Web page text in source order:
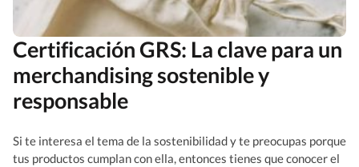
Certificación GRS: La clave para un
merchandising sostenible y
responsable
Si te interesa el tema de la sostenibilidad y te preocupas porque
tus productos cumplan con ella, entonces tienes que conocer el